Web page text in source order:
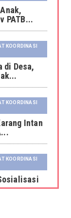
PATB...
KOORDINASI
di Desa,
KOORDINASI
Intan
KOORDINASI